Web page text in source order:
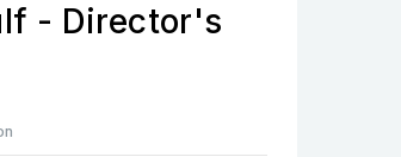
- Director's